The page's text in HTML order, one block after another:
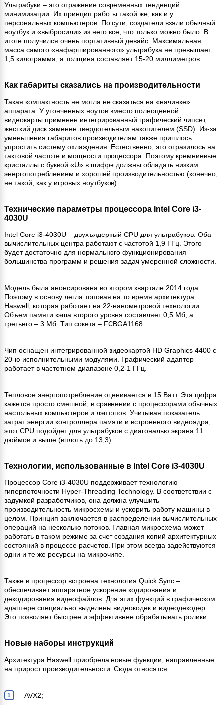
Ультрабуки – это отражение современных тенденций
минимизации. Их принцип работы такой же, как и у
персональных компьютеров. По сути, создатели взяли обычный
ноутбук и «выбросили» из него все, что только можно было. В
итоге получился очень портативный девайс. Максимальная
масса самого «нафаршированного» ультрабука не превышает
1,5 килограмма, а толщина составляет 15-20 миллиметров.
Как габариты сказались на производительности
Такая компактность не могла не сказаться на «начинке»
аппарата. У утонченных ноутов вместо полноценной
видеокарты применен интегрированный графический чипсет,
жесткий диск заменен твердотельным накопителем (SSD). Из-за
уменьшения габаритов производителям также пришлось
упростить систему охлаждения. Естественно, это отразилось на
тактовой частоте и мощности процессора. Поэтому кремниевые
кристаллы с буквой «U» в шифре должны обладать низким
энергопотреблением и хорошей производительностью (конечно,
не такой, как у игровых ноутбуков).
Технические параметры процессора Intel Core i3-
4030U
Intel Core i3-4030U – двухъядерный CPU для ультрабуков. Оба
вычислительных центра работают с частотой 1,9 ГГц. Этого
будет достаточно для нормального функционирования
большинства программ и решения задач умеренной сложности.
Модель была анонсирована во втором квартале 2014 года.
Поэтому в основу легла топовая на то время архитектура
Haswell, которая работает на 22-нанометровой технологии.
Объем памяти кэша второго уровня составляет 0,5 Мб, а
третьего – 3 Мб. Тип сокета – FCBGA1168.
Чип оснащен интегрированной видеокартой HD Graphics 4400 с
20-ю исполнительными модулями. Графический адаптер
работает в частотном диапазоне 0,2-1 ГГц.
Тепловое энергопотребление оценивается в 15 Ватт. Эта цифра
кажется просто смешной, в сравнении с процессорами обычных
настольных компьютеров и лэптопов. Учитывая показатель
затрат энергии контроллера памяти и встроенного видеоядра,
этот CPU подойдет для ультрабуков с диагональю экрана 11
дюймов и выше (вплоть до 13,3).
Технологии, использованные в Intel Core i3-4030U
Процессор Core i3-4030U поддерживает технологию
гиперпоточности Hyper-Threading Technology. В соответствии с
задумкой разработчиков, она должна улучшить
производительность микросхемы и ускорить работу машины в
целом. Принцип заключается в распределении вычислительных
операций на несколько потоков. Главная микросхема может
работать в таком режиме за счет создания копий архитектурных
состояний в процессе расчетов. При этом всегда задействуются
одни и те же ресурсы на микрочипе.
Также в процессор встроена технология Quick Sync –
обеспечивает аппаратное ускорение кодирования и
декодирования видеофайлов. Для этих функций в графическом
адаптере специально выделены видеокодек и видеодекодер.
Это позволяет быстрее и эффективнее обрабатывать ролики.
Новые наборы инструкций
Архитектура Haswell приобрела новые функции, направленные
на прирост производительности. Сюда относятся:
AVX2;